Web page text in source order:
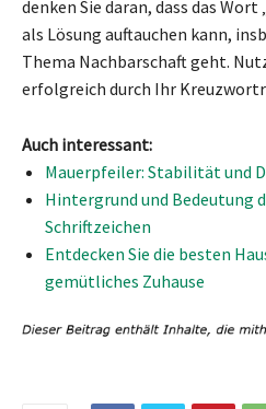
denken Sie daran, dass das
als Lösung auftauchen kann,
Thema Nachbarschaft geht.
erfolgreich durch Ihr
Auch interessant:
Mauerpfeiler: Stabilität und
Hintergrund und Bedeutung
Schriftzeichen
Entdecken Sie die besten
gemütliches Zuhause